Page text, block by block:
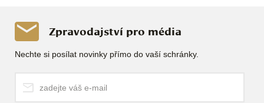
Zpravodajství pro média
Nechte si posílat novinky přímo do vaší schránky.